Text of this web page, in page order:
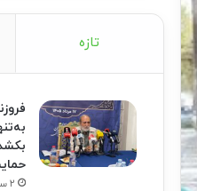
تازه
۲ ساعت پیش